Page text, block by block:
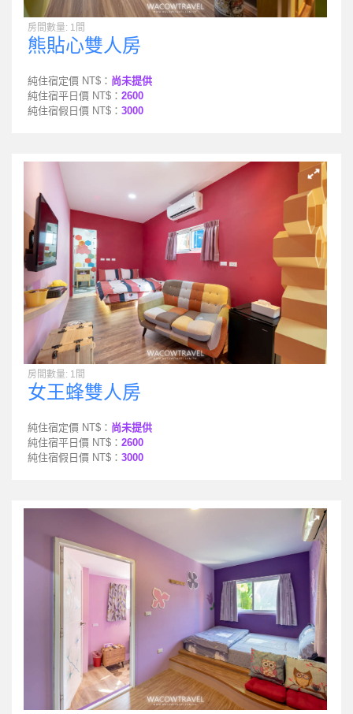
房間數量: 1間
熊貼心雙人房
純住宿定價 NT$： 尚未提供
純住宿平日價 NT$： 2600
純住宿假日價 NT$： 3000
房間數量: 1間
女王蜂雙人房
純住宿定價 NT$： 尚未提供
純住宿平日價 NT$： 2600
純住宿假日價 NT$： 3000